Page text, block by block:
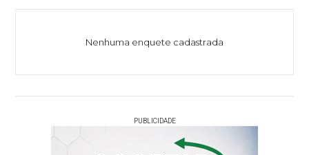
Nenhuma enquete cadastrada
PUBLICIDADE